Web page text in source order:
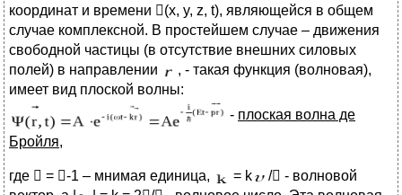
координат и времени (x, y, z, t), являющейся в общем
случае комплексной. В простейшем случае – движения
свободной частицы (в отсутствие внешних силовых
полей) в направлении
, - такая функция (волновая),
имеет вид плоской волны:
- плоская волна де
Бройля,
где  = -1 – мнимая единица, = k
/ - волновой